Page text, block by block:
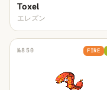
Toxel
エレズン
№850 FIRE